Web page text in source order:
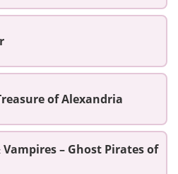
of Alexandria
Vampires – Ghost Pirates of